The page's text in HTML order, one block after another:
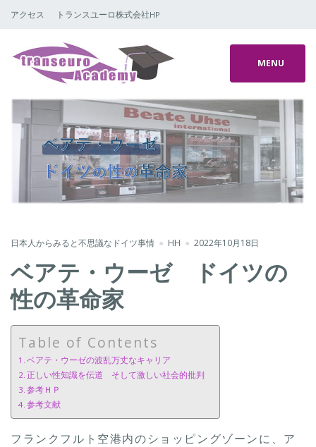
アクセス トランスユーロ株式会社HP
MENU
日本人からみると不思議なドイツ事情 HH 2022年10月18日
ベアテ・ウーゼ ドイツの
性の革命家
Table of Contents
ベアテ・ウーゼの波乱万丈なキャリア
正しい性知識を伝道 そして激しい社会的批判
参考ＨＰ
参考文献
フランクフルト空港内のショッピングゾーンに、ア